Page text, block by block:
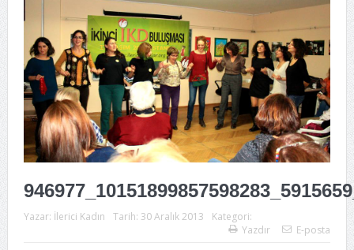
Yazar: İlerici Kadın Tarih: 30 Aralık 2013
Kategori:
Yazdır
E-posta